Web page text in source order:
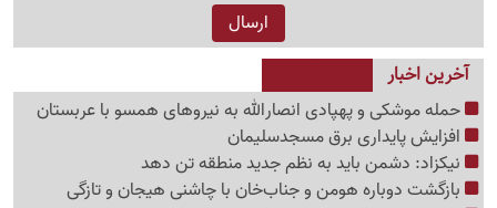
آخرین اخبار
حمله موشکی و پهپادی انصارالله به نیروهای همسو با عربستان
افزایش پایداری برق مسجدسلیمان
نیکزاد: دشمن باید به نظم جدید منطقه تن دهد
بازگشت دوباره هومن و جناب‌خان با چاشنی هیجان و تازگی